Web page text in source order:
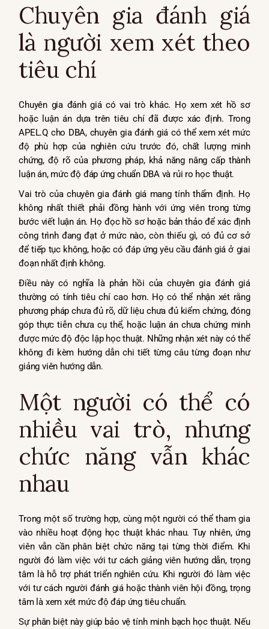
Chuyên gia đánh giá
là người xem xét theo
tiêu chí
Chuyên gia đánh giá có vai trò khác. Họ xem xét hồ sơ
hoặc luận án dựa trên tiêu chí đã được xác định. Trong
APEL.Q cho DBA, chuyên gia đánh giá có thể xem xét mức
độ phù hợp của nghiên cứu trước đó, chất lượng minh
chứng, độ rõ của phương pháp, khả năng nâng cấp thành
luận án, mức độ đáp ứng chuẩn DBA và rủi ro học thuật.
Vai trò của chuyên gia đánh giá mang tính thẩm định. Họ
không nhất thiết phải đồng hành với ứng viên trong từng
bước viết luận án. Họ đọc hồ sơ hoặc bản thảo để xác định
công trình đang đạt ở mức nào, còn thiếu gì, có đủ cơ sở
để tiếp tục không, hoặc có đáp ứng yêu cầu đánh giá ở giai
đoạn nhất định không.
Điều này có nghĩa là phản hồi của chuyên gia đánh giá
thường có tính tiêu chí cao hơn. Họ có thể nhận xét rằng
phương pháp chưa đủ rõ, dữ liệu chưa đủ kiểm chứng, đóng
góp thực tiễn chưa cụ thể, hoặc luận án chưa chứng minh
được mức độ độc lập học thuật. Những nhận xét này có thể
không đi kèm hướng dẫn chi tiết từng câu từng đoạn như
giảng viên hướng dẫn.
Một người có thể có
nhiều vai trò, nhưng
chức năng vẫn khác
nhau
Trong một số trường hợp, cùng một người có thể tham gia
vào nhiều hoạt động học thuật khác nhau. Tuy nhiên, ứng
viên vẫn cần phân biệt chức năng tại từng thời điểm. Khi
người đó làm việc với tư cách giảng viên hướng dẫn, trọng
tâm là hỗ trợ phát triển nghiên cứu. Khi người đó làm việc
với tư cách người đánh giá hoặc thành viên hội đồng, trọng
tâm là xem xét mức độ đáp ứng tiêu chuẩn.
Sự phân biệt này giúp bảo vệ tính minh bạch học thuật. Nếu